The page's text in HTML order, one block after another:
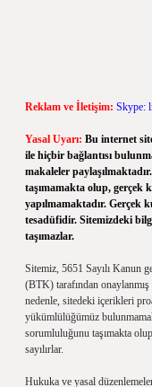
Reklam ve İletişim: Skype:
Yasal Uyarı: Bu internet
ile hiçbir bağlantısı
makaleler
taşımamakta olup, gerçek
yapılmamaktadır. Gerçek
tesadüfidir. Sitemizdeki
taşımazlar.
Sitemiz, 5651 Sayılı Kanun
(BTK) tarafından
nedenle, sitedeki içerikleri
yükümlülüğümüz
sorumluluğunu taşımakta
sayılırlar.
Hukuka ve yasal